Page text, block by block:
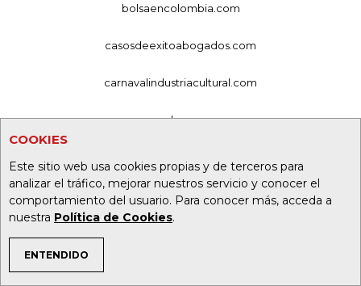
COOKIES
Este sitio web usa cookies propias y de terceros para
analizar el tráfico, mejorar nuestros servicio y conocer el
comportamiento del usuario. Para conocer más, acceda a
nuestra Política de Cookies.
ENTENDIDO
TEMAS DE INTERÉS
bolsaencolombia.com
casosdeexitoabogados.com
carnavalindustriacultural.com
canalrcn.com
noticiasrcn.com